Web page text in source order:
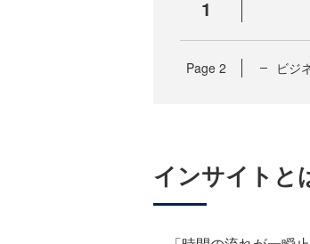
1
Page 2 ビジ
インサイトと